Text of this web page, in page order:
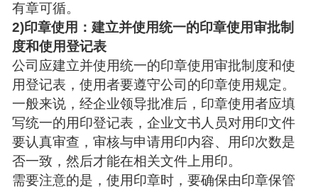
有章可循。
2)印章使用：建立并使用统一的印章使用审批制
度和使用登记表
公司应建立并使用统一的印章使用审批制度和使
用登记表，使用者要遵守公司的印章使用规定。
一般来说，经企业领导批准后，印章使用者应填
写统一的用印登记表，企业文书人员对用印文件
要认真审查，审核与申请用印内容、用印次数是
否一致，然后才能在相关文件上用印。
需要注意的是，使用印章时，要确保由印章保管